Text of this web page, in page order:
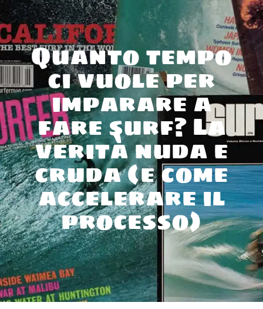
Quanto tempo
ci vuole per
imparare a
fare surf? La
verità nuda e
cruda (e come
accelerare il
processo)